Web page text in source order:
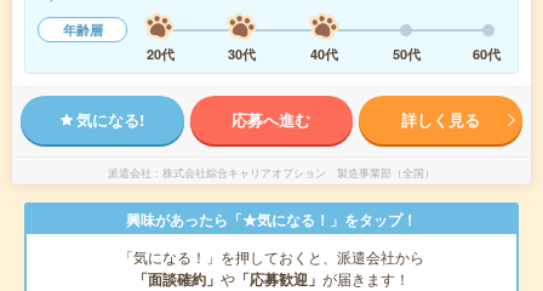
年齢層
20代
30代 40代 50代 60代
気になる! 応募へ進む 詳しく見る
派遣会社 株式会社綜合キャリアオプション 製造事業部（全国）
興味があったら「★気になる！」をタップ！
「気になる！」を押しておくと、派遣会社から
「面談確約」 や 「応募歓迎」 が届きます！